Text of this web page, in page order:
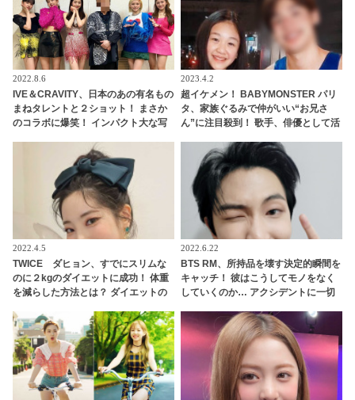
2022.8.6
IVE＆CRAVITY、日本のあの有名もの
まねタレントと２ショット！ まさか
のコラボに爆笑！ インパクト大な写
2023.4.2
超イケメン！ BABYMONSTER パリ
タ、家族ぐるみで仲がいい“お兄さ
ん”に注目殺到！ 歌手、俳優として活
2022.4.5
TWICE ダヒョン、すでにスリムな
のに２kgのダイエットに成功！ 体重
を減らした方法とは？ ダイエットの
2022.6.22
BTS RM、所持品を壊す決定的瞬間を
キャッチ！ 彼はこうしてモノをなく
していくのか… アクシデントに一切
ラ「ちゃんと後ろを見て！」